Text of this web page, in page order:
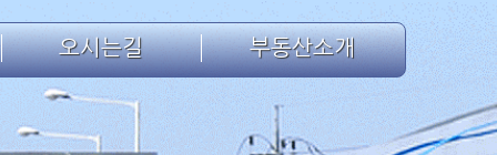
오시는길 부동산소개